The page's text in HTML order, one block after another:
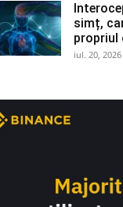
simț,
propriul
iul. 20, 2026